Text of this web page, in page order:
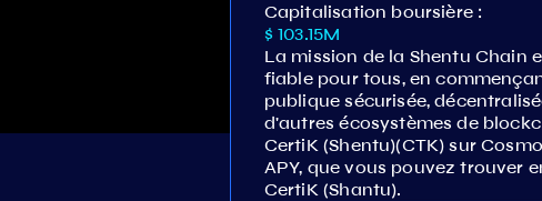
Capitalisation boursière :
$ 103.15M
La mission de la Shentu Chain
fiable pour tous, en
publique sécurisée,
d'autres écosystèmes de
CertiK (Shentu)(CTK) sur
APY, que vous pouvez trouver
CertiK (Shantu).